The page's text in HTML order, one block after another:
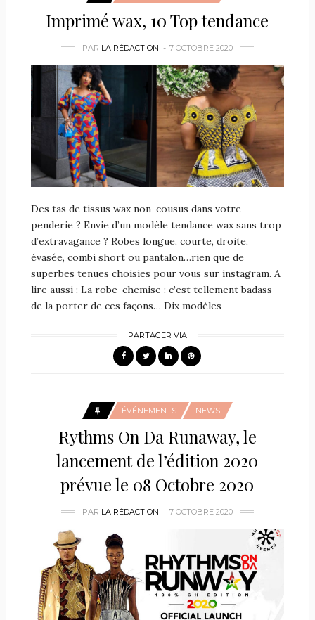
Imprimé wax, 10 Top tendance
PAR LA RÉDACTION 7 OCTOBRE 2020
Des tas de tissus wax non-cousus dans votre
penderie ? Envie d’un modèle tendance wax sans trop
d’extravagance ? Robes longue, courte, droite,
évasée, combi short ou pantalon…rien que de
superbes tenues choisies pour vous sur instagram. A
lire aussi : La robe-chemise : c’est tellement badass
de la porter de ces façons… Dix modèles
PARTAGER VIA
ÉVÉNEMENTS NEWS
Rythms On Da Runaway, le
lancement de l’édition 2020
prévue le 08 Octobre 2020
PAR LA RÉDACTION 7 OCTOBRE 2020